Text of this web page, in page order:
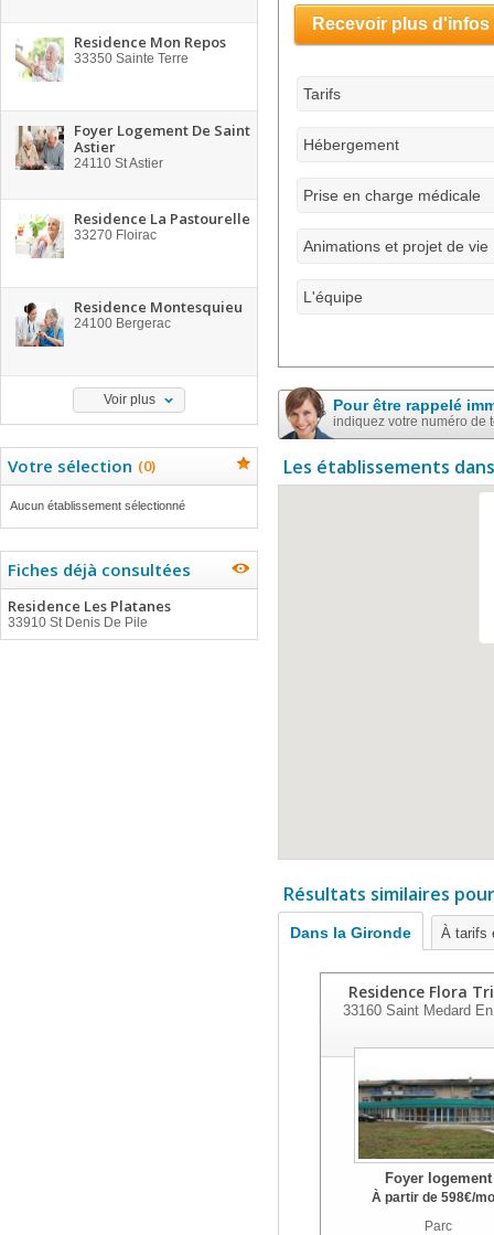
Residence Mon Repos
33350 Sainte Terre
Foyer Logement De Saint
Astier
24110 St Astier
Residence La Pastourelle
33270 Floirac
Residence Montesquieu
24100 Bergerac
Voir plus
Votre sélection (0)
Aucun établissement sélectionné
Fiches déjà consultées
Residence Les Platanes
33910 St Denis De Pile
Recevoir plus d'infos
Tarifs
Hébergement
Prise en charge médicale
Animations et projet de vie
L'équipe
Pour être rappelé
indiquez votre numéro de
Les établissements
Résultats similaires
Dans la Gironde À tarifs
Residence Flora
33160Saint Medard
Foyer logement
À partir de 598€/
Parc